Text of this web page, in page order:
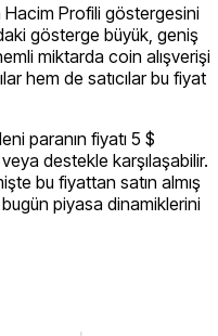
Profili göstergesini
gösterge büyük, geniş
miktarda coin alışverişi
hem de satıcılar bu fiyat
paranın fiyatı 5 $
destekle karşılaşabilir.
bu fiyattan satın almış
piyasa dinamiklerini